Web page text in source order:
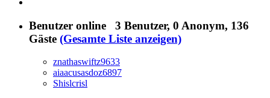
Benutzer online 3 Benutzer, 0 Anonym, 136
Gäste (Gesamte Liste anzeigen)
znathaswiftz9633
aiaacusasdoz6897
Shislcrisl